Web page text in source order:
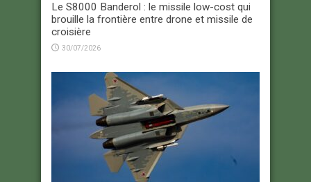
Le S8000 Banderol : le missile low-cost qui
brouille la frontière entre drone et missile de
croisière
30/07/2026